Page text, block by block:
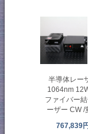
半導体レー
1064nm
ファイバー
ーザー CW /
767,839